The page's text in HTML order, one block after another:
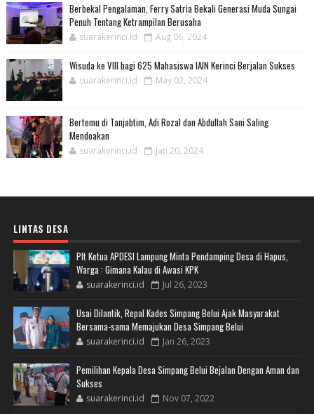
Berbekal Pengalaman, Ferry Satria Bekali Generasi Muda Sungai
Penuh Tentang Ketrampilan Berusaha
suarakerinci.id Aug 06, 2024
Wisuda ke VIII bagi 625 Mahasiswa IAIN Kerinci Berjalan Sukses
suarakerinci.id May 02, 2024
Bertemu di Tanjabtim, Adi Rozal dan Abdullah Sani Saling
Mendoakan
suarakerinci.id Jan 20, 2024
LINTAS DESA
Plt Ketua APDESI Lampung Minta Pendamping Desa di Hapus,
Warga : Gimana Kalau di Awasi KPK
suarakerinci.id Jul 26, 2023
Usai Dilantik, Repal Kades Simpang Belui Ajak Masyarakat
Bersama-sama Memajukan Desa Simpang Belui
suarakerinci.id Jan 26, 2023
Pemilihan Kepala Desa Simpang Belui Bejalan Dengan Aman dan
Sukses
suarakerinci.id Nov 07, 2022